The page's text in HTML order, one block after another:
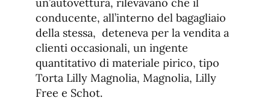
un’autovettura, rilevavano che il
conducente, all’interno del bagagliaio
della stessa, deteneva per la vendita a
clienti occasionali, un ingente
quantitativo di materiale pirico, tipo
Torta Lilly Magnolia, Magnolia, Lilly
Free e Schot.